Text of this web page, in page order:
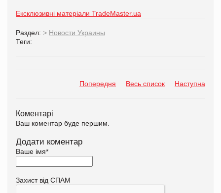
Ексклюзивні матеріали TradeMaster.ua
Раздел: > Новости Украины
Теги:
Попередня Весь список Наступна
Коментарі
Ваш коментар буде першим.
Додати коментар
Ваше імя*
Захист від СПАМ